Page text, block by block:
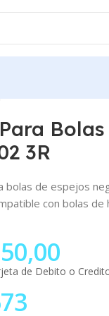
3R
bolas de espejos
con bolas
de Debito o